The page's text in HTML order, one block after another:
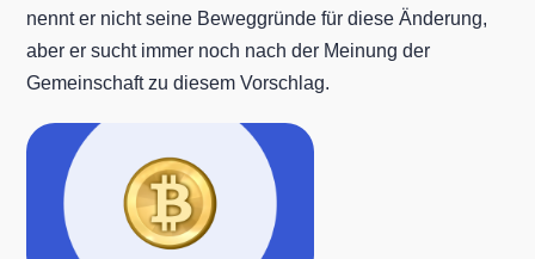
nennt er nicht seine Beweggründe für diese Änderung,
aber er sucht immer noch nach der Meinung der
Gemeinschaft zu diesem Vorschlag.